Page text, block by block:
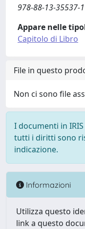
978-88-13-35537-1
Appare nelle
Capitolo di Libro
File in questo
Non ci sono file
I documenti in
tutti i diritti sono
indicazione.
Informazioni
Utilizza questo
link a questo